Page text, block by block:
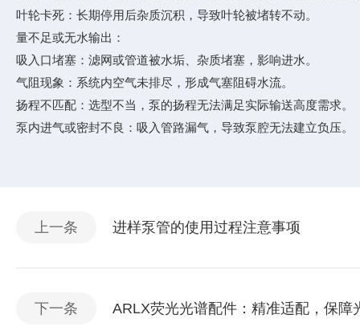
叶轮卡死：长期停用后杂质沉积，导致叶轮被堵转不动。
量不足或无水输出‌：
吸入口堵塞：滤网或管道被水垢、杂质堵塞，影响进水。
气阻现象：系统内空气未排尽，形成气塞阻碍水流。
扬程不匹配：选型不当，泵的扬程无法满足实际输送高度需求。
泵内进气或密封不良：吸入管路漏气，导致泵腔无法建立负压。
上一条 进样泵管的使用过程注意事项
下一条 ARLX荧光光谱配件：精准适配，保障